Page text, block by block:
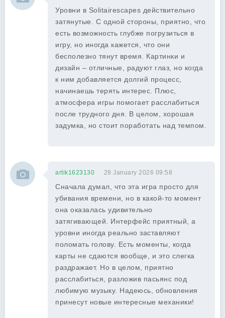
Уровни в Solitairescapes действительно
затянутые. С одной стороны, приятно, что
есть возможность глубже погрузиться в
игру, но иногда кажется, что они
бесполезно тянут время. Картинки и
дизайн – отличные, радуют глаз, но когда
к ним добавляется долгий процесс,
начинаешь терять интерес. Плюс,
атмосфера игры помогает расслабиться
после трудного дня. В целом, хорошая
задумка, но стоит поработать над темпом.
artik1623130 29 January 2026 09:58
Сначала думал, что эта игра просто для
убивания времени, но в какой-то момент
она оказалась удивительно
затягивающей. Интерфейс приятный, а
уровни иногда реально заставляют
поломать голову. Есть моменты, когда
карты не сдаются вообще, и это слегка
раздражает. Но в целом, приятно
расслабиться, разложив пасьянс под
любимую музыку. Надеюсь, обновления
принесут новые интересные механики!